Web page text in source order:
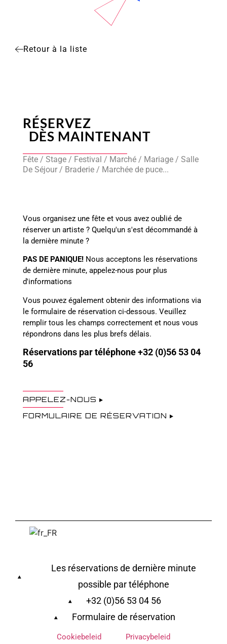
Retour à la liste
RÉSERVEZ
DÈS MAINTENANT
Fête / Stage / Festival / Marché / Mariage / Salle
De Séjour / Braderie / Marchée de puce...
Vous organisez une fête et vous avez oublié de
réserver un artiste ? Quelqu'un s'est décommandé à
la dernière minute ?
PAS DE PANIQUE!Nous acceptons les réservations
de dernière minute, appelez-nous pour plus
d'informations
Vous pouvez également obtenir des informations via
le formulaire de réservation ci-dessous. Veuillez
remplir tous les champs correctement et nous vous
répondrons dans les plus brefs délais.
Réservations par téléphone +32 (0)56 53 04
56
APPELEZ-NOUS
FORMULAIRE DE RÉSERVATION
Les réservations de dernière minute
possible par téléphone
+32 (0)56 53 04 56
Formulaire de réservation
Cookiebeleid Privacybeleid